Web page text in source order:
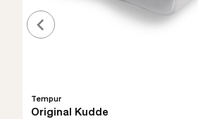
Tempur
Original Kudde